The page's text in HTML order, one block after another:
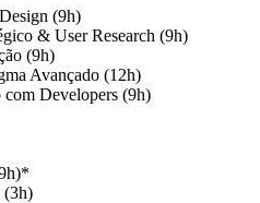
(9h)
& User Research (9h)
(9h)
Avançado (12h)
Developers (9h)
(3h)